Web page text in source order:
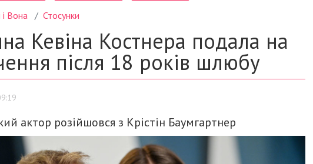
і Вона Стосунки
Кевіна Костнера подала на
після 18 років шлюбу
актор розійшовся з Крістін Баумгартнер